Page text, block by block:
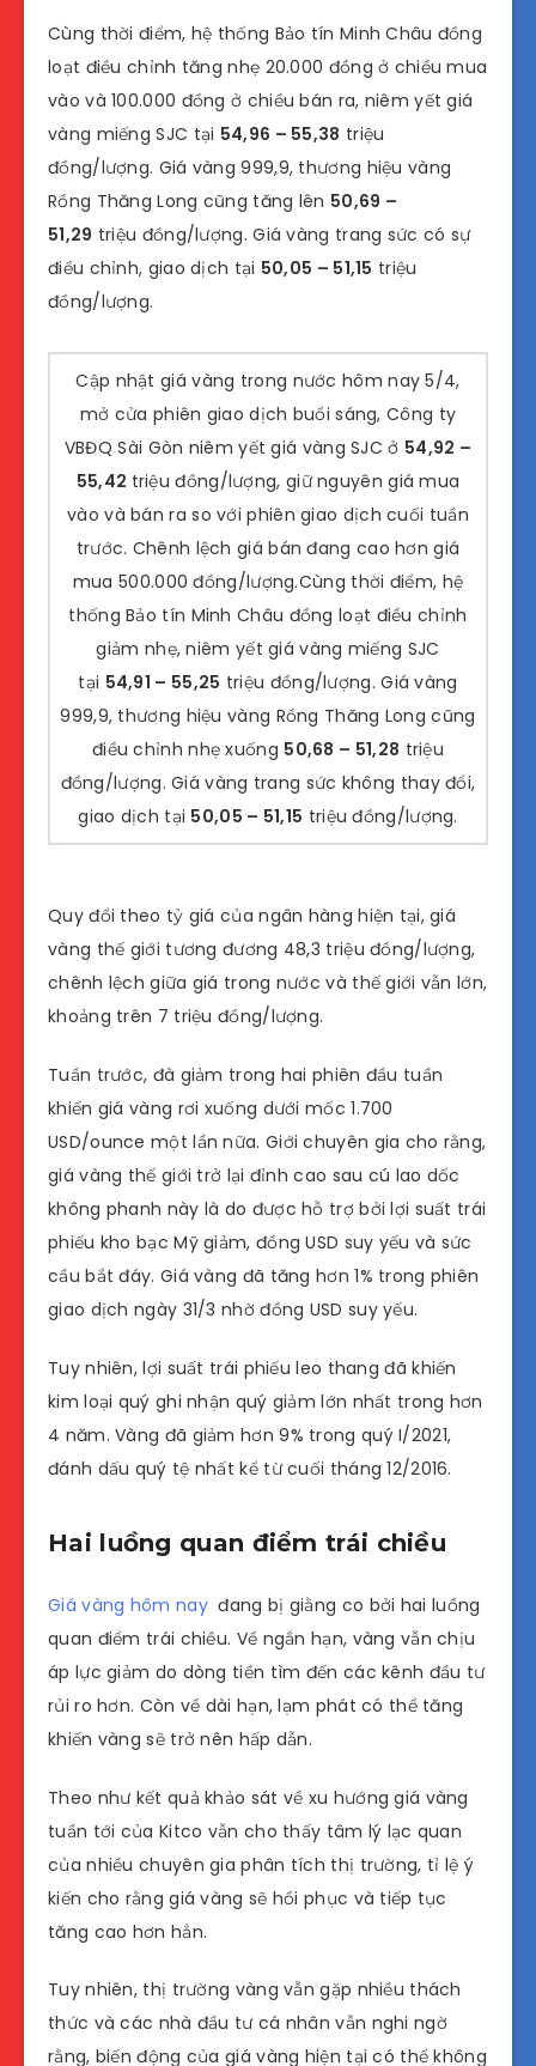
Cùng thời điểm, hệ thống Bảo tín Minh Châu đồng
loạt điều chỉnh tăng nhẹ 20.000 đồng ở chiều mua
vào và 100.000 đồng ở chiều bán ra, niêm yết giá
vàng miếng SJC tại 54,96 – 55,38 triệu
đồng/lượng. Giá vàng 999,9, thương hiệu vàng
Rồng Thăng Long cũng tăng lên 50,69 –
51,29 triệu đồng/lượng. Giá vàng trang sức có sự
điều chỉnh, giao dịch tại 50,05 – 51,15 triệu
đồng/lượng.
Cập nhật giá vàng trong nước hôm nay 5/4,
mở cửa phiên giao dịch buổi sáng, Công ty
VBĐQ Sài Gòn niêm yết giá vàng SJC ở 54,92 –
55,42 triệu đồng/lượng, giữ nguyên giá mua
vào và bán ra so với phiên giao dịch cuối tuần
trước. Chênh lệch giá bán đang cao hơn giá
mua 500.000 đồng/lượng.Cùng thời điểm, hệ
thống Bảo tín Minh Châu đồng loạt điều chỉnh
giảm nhẹ, niêm yết giá vàng miếng SJC
tại 54,91 – 55,25 triệu đồng/lượng. Giá vàng
999,9, thương hiệu vàng Rồng Thăng Long cũng
điều chỉnh nhẹ xuống 50,68 – 51,28 triệu
đồng/lượng. Giá vàng trang sức không thay đổi,
giao dịch tại 50,05 – 51,15 triệu đồng/lượng.
Quy đổi theo tỷ giá của ngân hàng hiện tại, giá
vàng thế giới tương đương 48,3 triệu đồng/lượng,
chênh lệch giữa giá trong nước và thế giới vẫn lớn,
khoảng trên 7 triệu đồng/lượng.
Tuần trước, đà giảm trong hai phiên đầu tuần
khiến giá vàng rơi xuống dưới mốc 1.700
USD/ounce một lần nữa. Giới chuyên gia cho rằng,
giá vàng thế giới trở lại đỉnh cao sau cú lao dốc
không phanh này là do được hỗ trợ bởi lợi suất trái
phiếu kho bạc Mỹ giảm, đồng USD suy yếu và sức
cầu bắt đáy. Giá vàng đã tăng hơn 1% trong phiên
giao dịch ngày 31/3 nhờ đồng USD suy yếu.
Tuy nhiên, lợi suất trái phiếu leo thang đã khiến
kim loại quý ghi nhận quý giảm lớn nhất trong hơn
4 năm. Vàng đã giảm hơn 9% trong quý I/2021,
đánh dấu quý tệ nhất kể từ cuối tháng 12/2016.
Hai luồng quan điểm trái chiều
Giá vàng hôm nay đang bị giằng co bởi hai luồng
quan điểm trái chiều. Về ngắn hạn, vàng vẫn chịu
áp lực giảm do dòng tiền tìm đến các kênh đầu tư
rủi ro hơn. Còn về dài hạn, lạm phát có thể tăng
khiến vàng sẽ trở nên hấp dẫn.
Theo như kết quả khảo sát về xu hướng giá vàng
tuần tới của Kitco vẫn cho thấy tâm lý lạc quan
của nhiều chuyên gia phân tích thị trường, tỉ lệ ý
kiến cho rằng giá vàng sẽ hồi phục và tiếp tục
tăng cao hơn hẳn.
Tuy nhiên, thị trường vàng vẫn gặp nhiều thách
thức và các nhà đầu tư cá nhân vẫn nghi ngờ
rằng, biến động của giá vàng hiện tại có thể không